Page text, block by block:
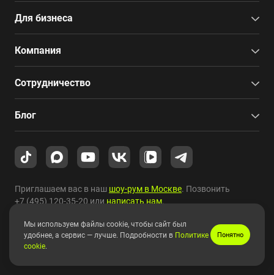
Для бизнеса
Компания
Сотрудничество
Блог
Приглашаем вас в наш шоу-рум в Москве. Позвонить
+7 (495) 120-35-20илинаписать нам.
Copyright © 2010-2026 HYPERPC.
Мы используем файлы cookie, чтобы сайт был
удобнее, а сервис — лучше. Подробности в Политике
cookie.
Понятно